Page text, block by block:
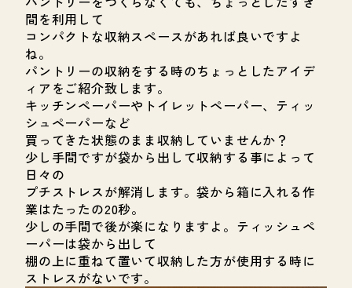
間を利用して
コンパクトな収納スペースがあれば良いですよ
ね。
パントリーの収納をする時のちょっとしたアイデ
ィアをご紹介致します。
キッチンペーパーやトイレットペーパー、ティッ
シュペーパーなど
買ってきた状態のまま収納していませんか？
少し手間ですが袋から出して収納する事によって
日々の
プチストレスが解消します。袋から箱に入れる作
業はたったの20秒。
少しの手間で後が楽になりますよ。ティッシュペ
ーパーは袋から出して
棚の上に重ねて置いて収納した方が使用する時に
ストレスがないです。